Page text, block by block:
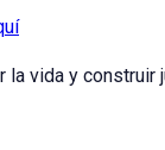
la vida y